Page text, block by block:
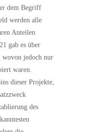
dem Begriff
werden alle
Anteilen
gab es über
wovon jedoch nur
waren.
dieser Projekte,
des